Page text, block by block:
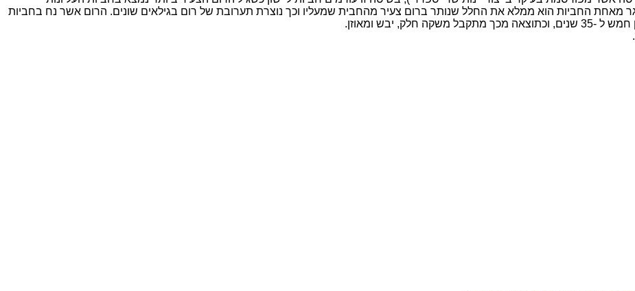
מאחת החביות הוא ממלא את החלל שנותר ברום צעיר מהחבית שמעליו וכך נוצרת תערובת של רום בגילאים שונים. הרום אשר נח בחביות
יבש ומאוזן.